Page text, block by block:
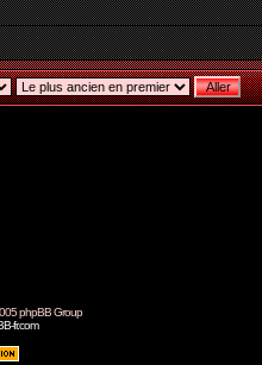
phpBB Group
fr.com